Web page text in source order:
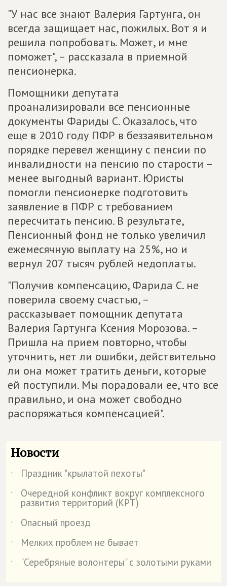
"У нас все знают Валерия Гартунга, он
всегда защищает нас, пожилых. Вот я и
решила попробовать. Может, и мне
поможет", – рассказала в приемной
пенсионерка.
Помощники депутата
проанализировали все пенсионные
документы Фариды С. Оказалось, что
еще в 2010 году ПФР в беззаявительном
порядке перевел женщину с пенсии по
инвалидности на пенсию по старости –
менее выгодный вариант. Юристы
помогли пенсионерке подготовить
заявление в ПФР с требованием
пересчитать пенсию. В результате,
Пенсионный фонд не только увеличил
ежемесячную выплату на 25%, но и
вернул 207 тысяч рублей недоплаты.
"Получив компенсацию, Фарида С. не
поверила своему счастью, –
рассказывает помощник депутата
Валерия Гартунга Ксения Морозова. –
Пришла на прием повторно, чтобы
уточнить, нет ли ошибки, действительно
ли она может тратить деньги, которые
ей поступили. Мы порадовали ее, что все
правильно, и она может свободно
распоряжаться компенсацией".
Новости
˙
Праздник "крылатой пехоты"
˙
Очередной конфликт вокруг комплексного
развития территорий (КРТ)
˙
Опасный проезд
˙
Мелких проблем не бывает
˙
"Серебряные волонтеры" с золотыми руками